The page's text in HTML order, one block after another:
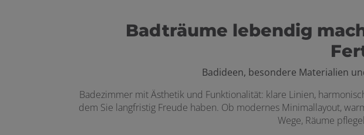
Badträume lebendig
Badideen, besondere Materialien
Badezimmer mit Ästhetik und Funktionalität: klare Linien,
dem Sie langfristig Freude haben. Ob modernes Minimallayout,
Wege, Räume